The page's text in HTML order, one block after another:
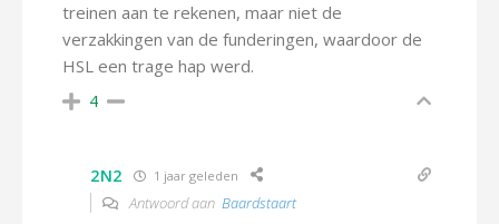
treinen aan te rekenen, maar niet de
verzakkingen van de funderingen, waardoor de
HSL een trage hap werd.
4
2N2 1 jaar geleden
Antwoord aan Baardstaart